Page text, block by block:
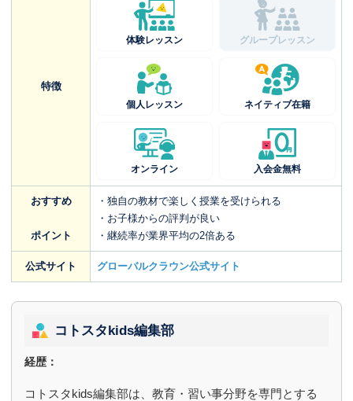
特徴
体験レッスン グループレッスン
個人レッスン ネイティブ在籍
オンライン 入会金無料
おすすめ
ポイント
・独自の教材で楽しく授業を受けられる
・お子様からの評判が良い
・継続率が業界平均の2倍ある
公式サイト グローバルクラウン公式サイト
コトスタkids編集部
経歴：
コトスタkids編集部は、教育・習い事分野を専門とする